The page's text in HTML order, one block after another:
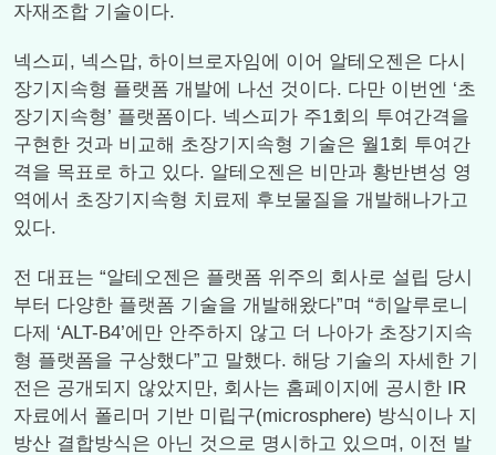
자재조합 기술이다.
넥스피, 넥스맙, 하이브로자임에 이어 알테오젠은 다시
장기지속형 플랫폼 개발에 나선 것이다. 다만 이번엔 ‘초
장기지속형’ 플랫폼이다. 넥스피가 주1회의 투여간격을
구현한 것과 비교해 초장기지속형 기술은 월1회 투여간
격을 목표로 하고 있다. 알테오젠은 비만과 황반변성 영
역에서 초장기지속형 치료제 후보물질을 개발해나가고
있다.
전 대표는 “알테오젠은 플랫폼 위주의 회사로 설립 당시
부터 다양한 플랫폼 기술을 개발해왔다”며 “히알루로니
다제 ‘ALT-B4’에만 안주하지 않고 더 나아가 초장기지속
형 플랫폼을 구상했다”고 말했다. 해당 기술의 자세한 기
전은 공개되지 않았지만, 회사는 홈페이지에 공시한 IR
자료에서 폴리머 기반 미립구(microsphere) 방식이나 지
방산 결합방식은 아닌 것으로 명시하고 있으며, 이전 발